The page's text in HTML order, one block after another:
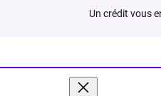
Un crédit vous